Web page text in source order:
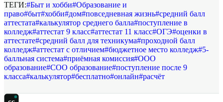
ТЕГИ:#Быт и хобби#Образование и
право#быт#хобби#дом#повседневная жизнь#средний балл
аттестата#калькулятор среднего балла#поступление в
колледж#аттестат 9 класс#аттестат 11 класс#ОГЭ#оценки в
аттестате#средний балл для техникума#проходной балл
колледж#аттестат с отличием#бюджетное место колледж#5-
балльная система#приёмная комиссия#ООО
образование#СОО образование#поступление после 9
класса#калькулятор#бесплатно#онлайн#расчёт